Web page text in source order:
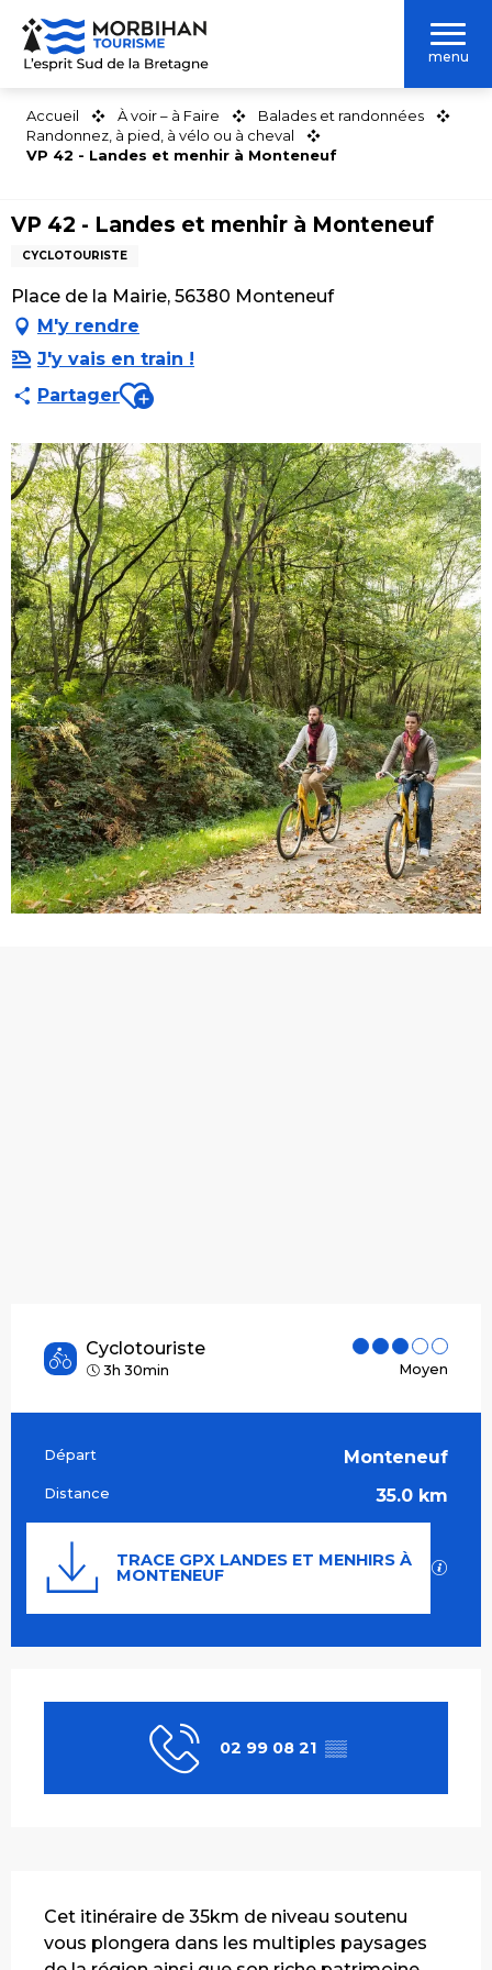
Aller
contenu
menu
Accueil À voir – à Faire
Balades et randonnées
Randonnez, à pied, à vélo ou à cheval
VP 42 - Landes et menhir à Monteneuf
VP 42 - Landes et menhir à Monteneuf
CYCLOTOURISTE
Place de la Mairie, 56380 Monteneuf
M'y rendre
J'y vais en train !
PartagerAjouter aux favoris
Cyclotouriste
3h 30min Moyen
Informations pratiques
Départ Monteneuf
Distance 35.0 km
Documentation
TRACE GPX LANDES ET MENHIRS À
MONTENEUF
02 99 08 21 ▒▒
Cet itinéraire de 35km de niveau soutenu
vous plongera dans les multiples paysages